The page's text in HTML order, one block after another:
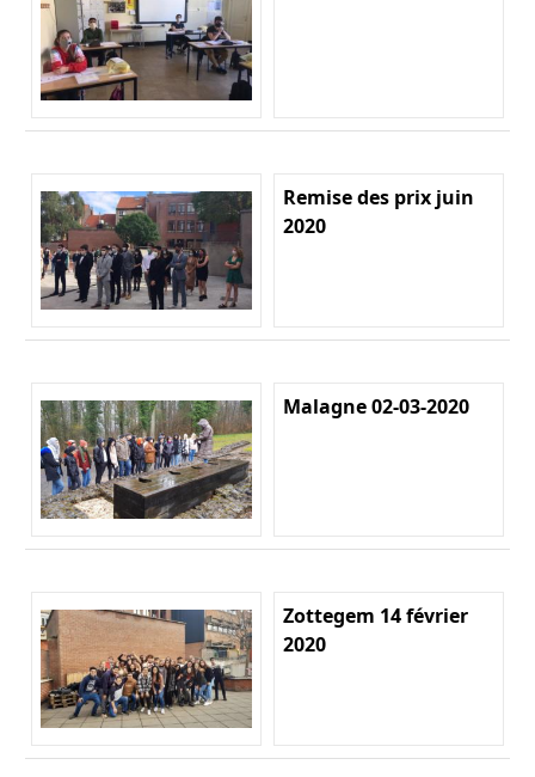
Remise des prix juin
2020
Malagne 02-03-2020
Zottegem 14 février
2020